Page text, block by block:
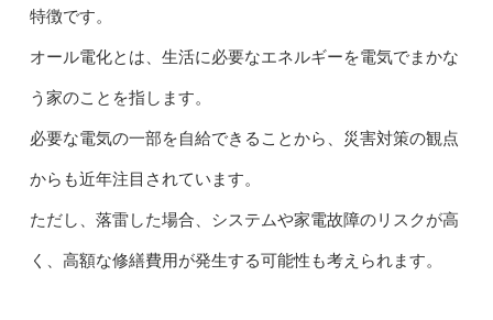
特徴です。
オール電化とは、生活に必要なエネルギーを電気でまかな
う家のことを指します。
必要な電気の一部を自給できることから、災害対策の観点
からも近年注目されています。
ただし、落雷した場合、システムや家電故障のリスクが高
く、高額な修繕費用が発生する可能性も考えられます。